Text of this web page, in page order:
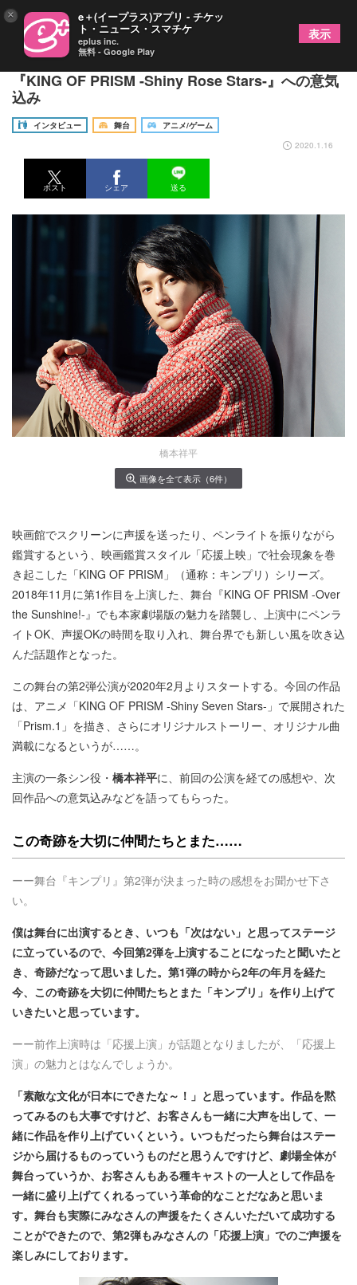
橋本祥平「台風の経験も良いバネに」 舞台
『KING OF PRISM -Shiny Rose Stars-』への意気
込み
インタビュー 舞台
アニメ/ゲーム
2020.1.16
ポスト シェア 送る
橋本祥平
画像を全て表示（6件）
映画館でスクリーンに声援を送ったり、ペンライトを振りながら
鑑賞するという、映画鑑賞スタイル「応援上映」で社会現象を巻
き起こした「KING OF PRISM」（通称：キンプリ）シリーズ。
2018年11月に第1作目を上演した、舞台『KING OF PRISM -Over
the Sunshine!-』でも本家劇場版の魅力を踏襲し、上演中にペンラ
イトOK、声援OKの時間を取り入れ、舞台界でも新しい風を吹き込
んだ話題作となった。
この舞台の第2弾公演が2020年2月よりスタートする。今回の作品
は、アニメ「KING OF PRISM -Shiny Seven Stars-」で展開された
「Prism.1」を描き、さらにオリジナルストーリー、オリジナル曲
満載になるというが……。
主演の一条シン役・ 橋本祥平に、前回の公演を経ての感想や、次
回作品への意気込みなどを語ってもらった。
この奇跡を大切に仲間たちとまた……
ーー舞台『キンプリ』第2弾が決まった時の感想をお聞かせ下さ
い。
僕は舞台に出演するとき、いつも「次はない」と思ってステージ
に立っているので、今回第2弾を上演することになったと聞いたと
き、奇跡だなって思いました。第1弾の時から2年の年月を経た
今、この奇跡を大切に仲間たちとまた「キンプリ」を作り上げて
いきたいと思っています。
ーー前作上演時は「応援上演」が話題となりましたが、「応援上
演」の魅力とはなんでしょうか。
「素敵な文化が日本にできたな～！」と思っています。作品を黙
ってみるのも大事ですけど、お客さんも一緒に大声を出して、一
緒に作品を作り上げていくという。いつもだったら舞台はステー
ジから届けるものっていうものだと思うんですけど、劇場全体が
舞台っていうか、お客さんもある種キャストの一人として作品を
一緒に盛り上げてくれるっていう革命的なことだなあと思いま
す。舞台も実際にみなさんの声援をたくさんいただいて成功する
ことができたので、第2弾もみなさんの「応援上演」 でのご声援を
楽しみにしております。
× e＋(イープラス)アプリ - チケッ
ト・ニュース・スマチケ
eplus inc.
無料 - Google Play
表示